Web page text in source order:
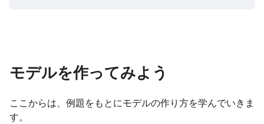
モデルを作ってみよう
ここからは、例題をもとにモデルの作り方を学んでいきま
す。